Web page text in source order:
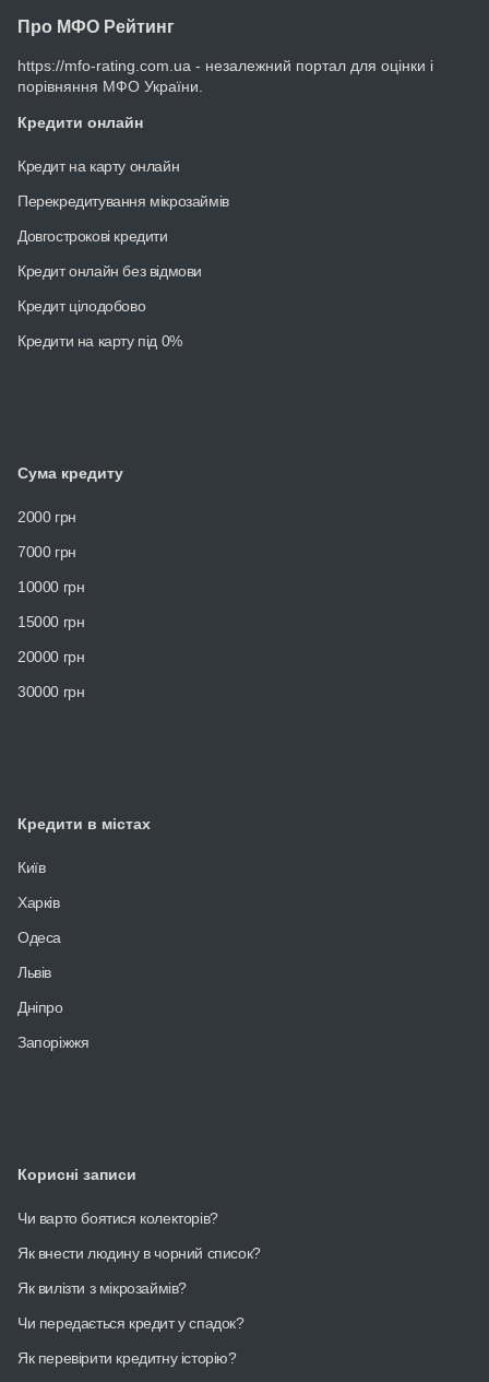
Про МФО Рейтинг
https://mfo-rating.com.ua - незалежний портал для оцінки і
порівняння МФО України.
Кредити онлайн
Кредит на карту онлайн
Перекредитування мікрозаймів
Довгострокові кредити
Кредит онлайн без відмови
Кредит цілодобово
Кредити на карту під 0%
Сума кредиту
2000 грн
7000 грн
10000 грн
15000 грн
20000 грн
30000 грн
Кредити в містах
Київ
Харків
Одеса
Львів
Дніпро
Запоріжжя
Корисні записи
Чи варто боятися колекторів?
Як внести людину в чорний список?
Як вилізти з мікрозаймів?
Чи передається кредит у спадок?
Як перевірити кредитну історію?